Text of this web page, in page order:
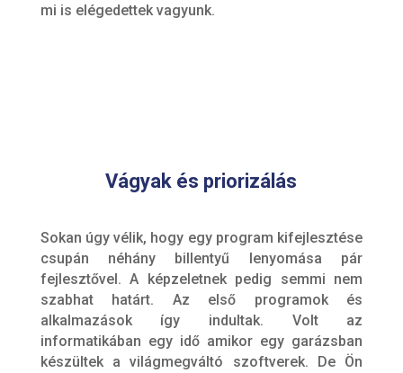
mi is elégedettek vagyunk.
Vágyak és priorizálás
Sokan úgy vélik, hogy egy program kifejlesztése
csupán néhány billentyű lenyomása pár
fejlesztővel. A képzeletnek pedig semmi nem
szabhat határt. Az első programok és
alkalmazások így indultak. Volt az
informatikában egy idő amikor egy garázsban
készültek a világmegváltó szoftverek. De Ön